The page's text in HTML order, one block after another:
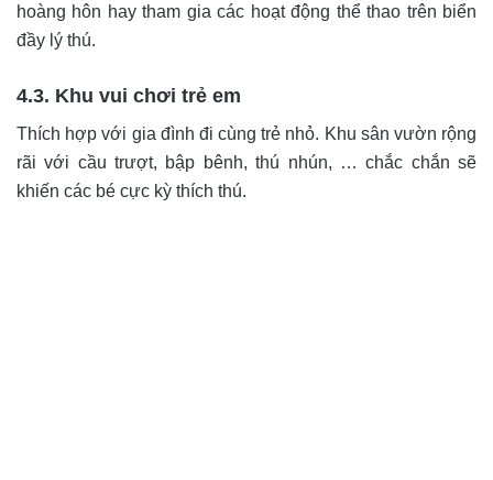
hoàng hôn hay tham gia các hoạt động thể thao trên biển
đầy lý thú.
4.3. Khu vui chơi trẻ em
Thích hợp với gia đình đi cùng trẻ nhỏ. Khu sân vườn rộng
rãi với cầu trượt, bập bênh, thú nhún, … chắc chắn sẽ
khiến các bé cực kỳ thích thú.